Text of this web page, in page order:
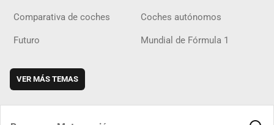
Comparativa de coches Coches autónomos
Futuro Mundial de Fórmula 1
VER MÁS TEMAS